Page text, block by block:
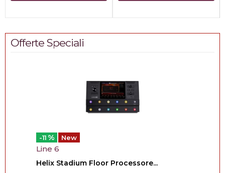
Offerte Speciali
-11 % New
Line 6
Helix Stadium Floor Processore...